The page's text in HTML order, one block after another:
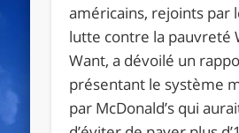
américains, rejoints par
lutte contre la pauvreté
Want, a dévoilé un
présentant le système
par McDonald’s qui